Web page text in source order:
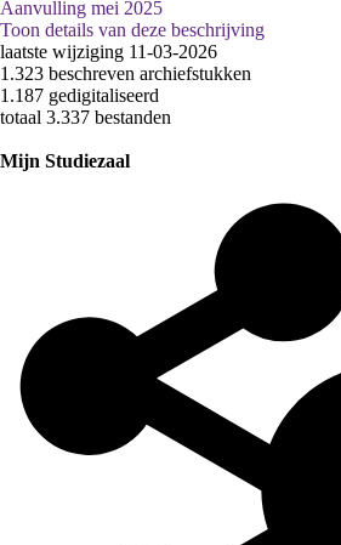
Aanvulling mei 2025
Toon details van deze beschrijving
laatste wijziging 11-03-2026
1.323 beschreven archiefstukken
1.187 gedigitaliseerd
totaal 3.337 bestanden
Mijn Studiezaal